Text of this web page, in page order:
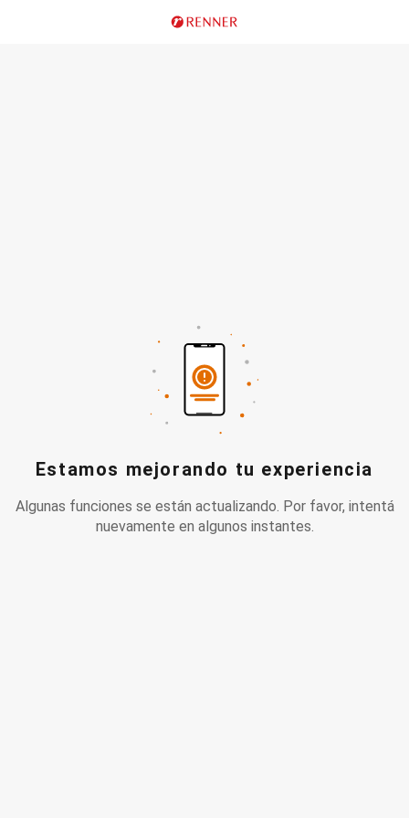
Estamos mejorando tu experiencia
Algunas funciones se están actualizando. Por favor, intentá
nuevamente en algunos instantes.